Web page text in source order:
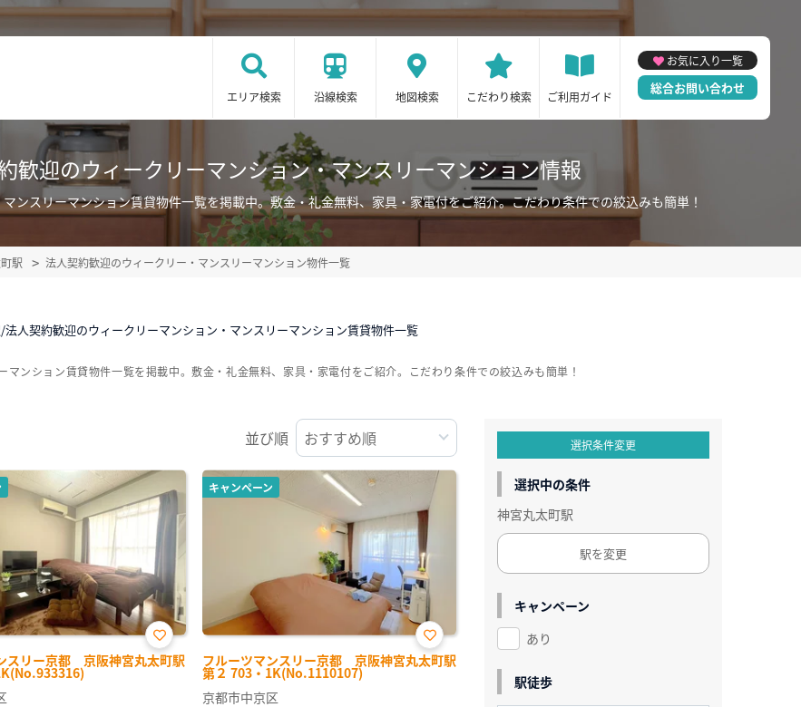
エリア検索 沿線検索 地図検索 こだわり検索 ご利用ガイド
お気に入り一覧
総合お問い合わせ
歓迎のウィークリーマンション・マンスリーマンション情報
ンスリーマンション賃貸物件一覧を掲載中。敷金・礼金無料、家具・家電付をご紹介。こだわり条件での絞込みも簡単！
駅 法人契約歓迎のウィークリー・マンスリーマンション物件一覧
人契約歓迎のウィークリーマンション・マンスリーマンション賃貸物件一覧
並び順
スリー京都 京阪神宮丸太町駅
お気
に入
キャンペーン
フルーツマンスリー京都 京阪神宮丸太町駅
第２ 703・1K(No.1110107)
お気
に入
京都市中京区
ンション賃貸物件一覧を掲載中。敷金・礼金無料、家具・家電付をご紹介。こだわり条件での絞込みも簡単！
選択条件変更
選択中の条件
神宮丸太町駅
駅を変更
キャンペーン
あり
駅徒歩